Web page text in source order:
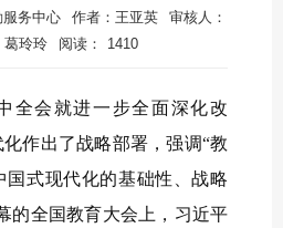
务中心 作者：王亚英
审核人：
葛玲玲 阅读： 1410
全会就进一步全面深化改
作出了战略部署，强调“教
国式现代化的基础性、战略
的全国教育大会上，习近平